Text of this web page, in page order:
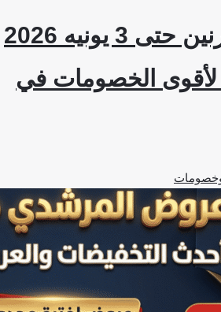
مجلة عروض رنين حتى 3 يونيه 2026
لأقوى الخصومات في